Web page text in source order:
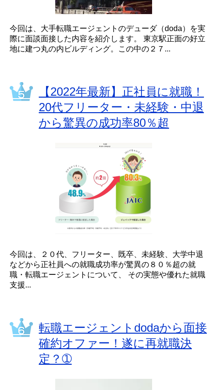
今回は、大手転職エージェントのデューダ（doda）を実
際に面談面接した内容を紹介します。 東京駅正面の好立
地に建つ丸の内ビルディング。この中の２７...
【2022年最新】正社員に就職！
20代フリーター・未経験・中退
から驚異の成功率80％超
今回は、２０代、フリーター、既卒、未経験、大学中退
などから正社員への就職成功率が驚異の８０％超の就
職・転職エージェントについて、 その実態や優れた就職
支援...
転職エージェントdodaから面接
確約オファー！遂に再就職決
定？➀